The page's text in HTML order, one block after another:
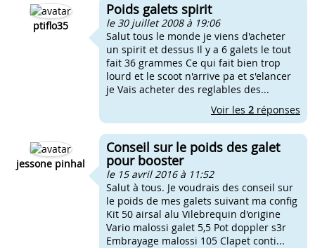
ptiflo35
Poids galets spirit
le 30 juillet 2008 à 19:06
Salut tous le monde je viens d'acheter
un spirit et dessus Il y a 6 galets le tout
fait 36 grammes Ce qui fait bien trop
lourd et le scoot n'arrive pa et s'elancer
je Vais acheter des reglables des...
Voir les 2 réponses
jessone pinhal
Conseil sur le poids des galet
pour booster
le 15 avril 2016 à 11:52
Salut à tous. Je voudrais des conseil sur
le poids de mes galets suivant ma config
Kit 50 airsal alu Vilebrequin d'origine
Vario malossi galet 5,5 Pot doppler s3r
Embrayage malossi 105 Clapet conti...